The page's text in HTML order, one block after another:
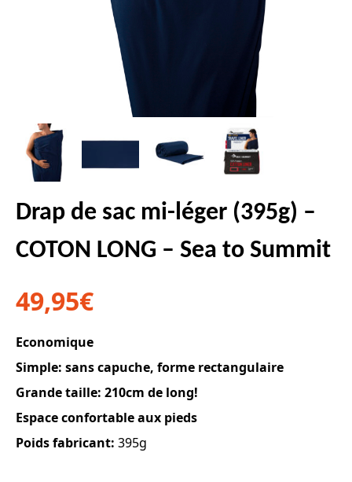
Drap de sac mi-léger (395g) –
COTON LONG – Sea to Summit
49,95€
Economique
Simple: sans capuche, forme rectangulaire
Grande taille: 210cm de long!
Espace confortable aux pieds
Poids fabricant: 395g